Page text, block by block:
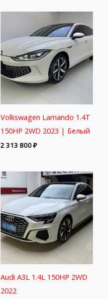
Volkswagen Lamando 1.4T
150HP 2WD 2023 | Белый
2 313 800₽
Audi A3L 1.4L 150HP 2WD
2022